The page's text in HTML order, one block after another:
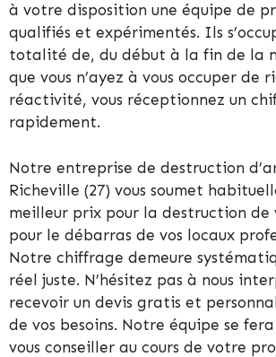
à votre disposition une équipe de
qualifiés et expérimentés. Ils
totalité de, du début à la fin de la
que vous n’ayez à vous occuper de
réactivité, vous réceptionnez un
rapidement.
Notre entreprise de destruction
Richeville (27) vous soumet
meilleur prix pour la destruction de
pour le débarras de vos locaux
Notre chiffrage demeure
réel juste. N’hésitez pas à nous
recevoir un devis gratis et
de vos besoins. Notre équipe se
vous conseiller au cours de votre